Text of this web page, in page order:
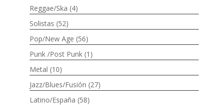
Reggae/Ska (4)
Solistas (52)
Pop/New Age (56)
Punk /Post Punk (1)
Metal (10)
Jazz/Blues/Fusión (27)
Latino/España (58)